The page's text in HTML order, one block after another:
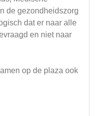
de gezondheidszorg
dat er naar alle
en niet naar
op de plaza ook